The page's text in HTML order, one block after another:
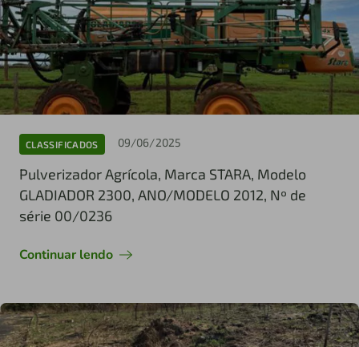
CLASSIFICADOS 09/06/2025
Pulverizador Agrícola, Marca STARA, Modelo
GLADIADOR 2300, ANO/MODELO 2012, Nº de
série 00/0236
Continuar lendo